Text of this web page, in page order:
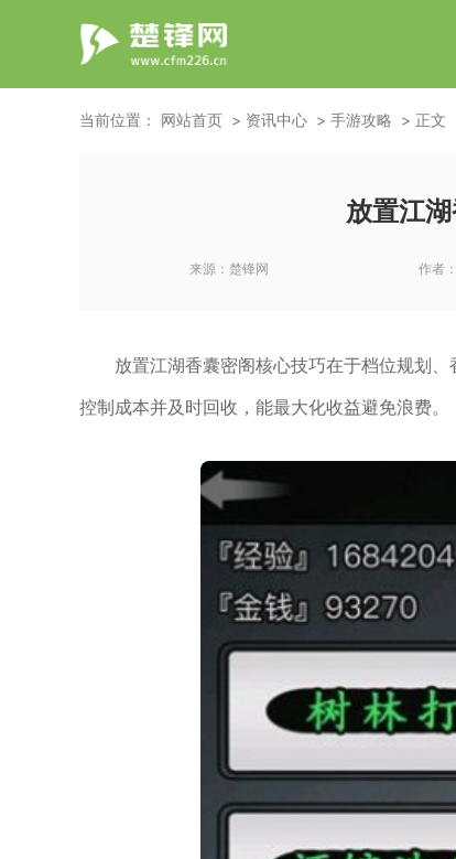
当前位置： 网站首页 资讯中心 手游攻略 正文
放置江
来源： 楚锋网 作者：
放置江湖香囊密阁核心技巧在于档位规划
控制成本并及时回收，能最大化收益避免浪费。